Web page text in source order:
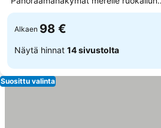
yhteydessä
Alkaen 98 €
Näytä hinnat 14 sivustolta
Suosittu valinta